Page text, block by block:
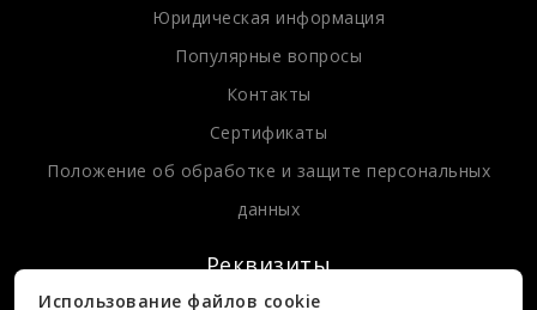
Использование файлов cookie
Юридическая информация
Популярные вопросы
Контакты
Сертификаты
Положение об обработке и защите персональных
данных
Реквизиты